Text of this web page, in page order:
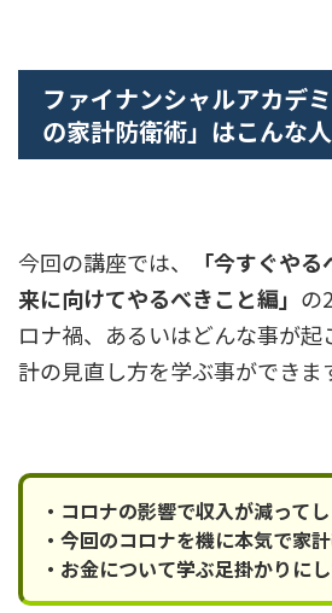
ファイナンシャルアカデ
の家計防衛術」はこんな
今回の講座では、 「今すぐやる
来に向けてやるべきこと編」 の
ロナ禍、あるいはどんな事が起
計の見直し方を学ぶ事ができま
・コロナの影響で収入が減って
・今回のコロナを機に本気で家
・お金について学ぶ足掛かりに